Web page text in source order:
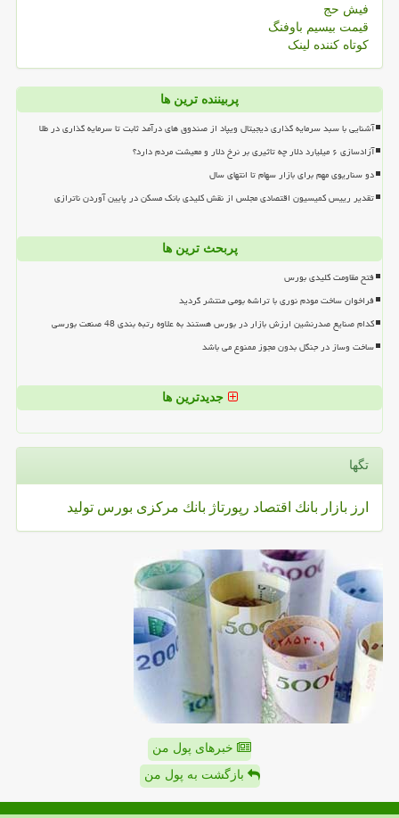
فیش حج
قیمت بیسیم باوفنگ
کوتاه کننده لینک
پربیننده ترین ها
آشنایی با سبد سرمایه گذاری دیجیتال ویپاد از صندوق های درآمد ثابت تا سرمایه گذاری در طلا
آزادسازی ۶ میلیارد دلار چه تاثیری بر نرخ دلار و معیشت مردم دارد؟
دو سناریوی مهم برای بازار سهام تا انتهای سال
تقدیر رییس کمیسیون اقتصادی مجلس از نقش کلیدی بانک مسکن در پایین آوردن ناترازی
پربحث ترین ها
فتح مقاومت کلیدی بورس
فراخوان ساخت مودم نوری با تراشه بومی منتشر گردید
کدام صنایع صدرنشین ارزش بازار در بورس هستند به علاوه رتبه بندی 48 صنعت بورسی
ساخت وساز در جنگل بدون مجوز ممنوع می باشد
جدیدترین ها
تگها
ارز بازار بانك اقتصاد رپورتاژ بانك مركزی بورس تولید
خبرهای پول من
بازگشت به پول من